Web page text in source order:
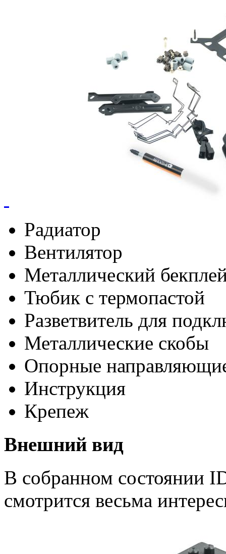
Радиатор
Вентилятор
Металлический
Тюбик с термопастой
Разветвитель для
Металлические скобы
Опорные
Инструкция
Крепеж
Внешний вид
В собранном состоянии
смотрится весьма